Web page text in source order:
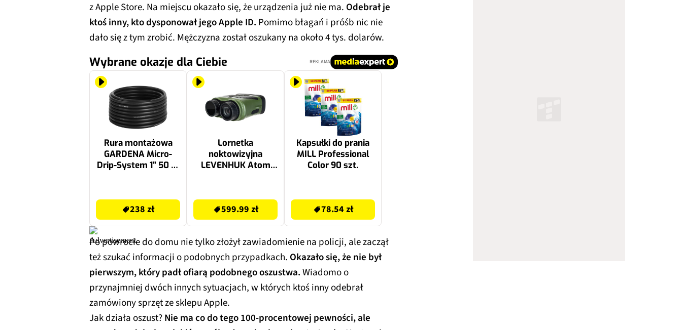
z Apple Store. Na miejscu okazało się, że urządzenia już nie ma. Odebrał je
ktoś inny, kto dysponował jego Apple ID. Pomimo błagań i próśb nic nie
dało się z tym zrobić. Mężczyzna został oszukany na około 4 tys. dolarów.
Wybrane okazje dla Ciebie REKLAMA
Rura montażowa
GARDENA Micro-
Drip-System 1" 50 m
238 zł
Lornetka
noktowizyjna
LEVENHUK Atom
599.99 zł
Kapsułki do prania
MILL Professional
Color 90 szt.
78.54 zł
Po powrocie do domu nie tylko złożył zawiadomienie na policji, ale zaczął
też szukać informacji o podobnych przypadkach. Okazało się, że nie był
pierwszym, który padł ofiarą podobnego oszustwa.Wiadomo o
przynajmniej dwóch innych sytuacjach, w których ktoś inny odebrał
zamówiony sprzęt ze sklepu Apple.
Jak działa oszust?Nie ma co do tego 100-procentowej pewności, ale